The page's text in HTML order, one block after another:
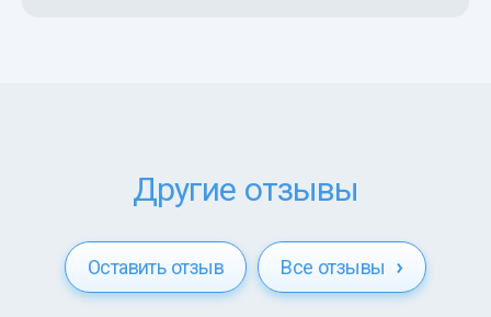
Другие отзывы
Оставить отзыв Все отзывы